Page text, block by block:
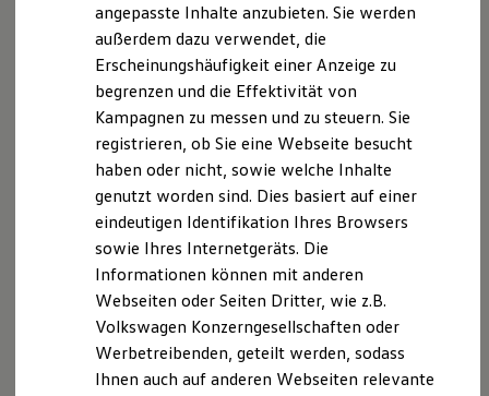
Multistop Pathfinder
Übersicht Software Updates
Hilfreiches für Besitzer
Digitales Bordbuch
Fahrerassistenz- und Sicherheitssysteme
Kontrollleuchten
Kurzfahrprofile und Ölverdünnung
Batterieverordnung
XTL-Dieselkraftstoff
Ersatzteile und Betriebsflüssigkeiten
Original Zubehör und Lifestyle Produkte
myVolkswagen
myVolkswagen Business
Elektrisch & Autonom
Elektro - & Hybridfahrzeuge
Klimafreundlicher Strom
Reichweite & Ladelösungen
Reichweitensimulator
angepasste Inhalte anzubieten. Sie werden
außerdem dazu verwendet, die
Erscheinungshäufigkeit einer Anzeige zu
begrenzen und die Effektivität von
Kampagnen zu messen und zu steuern. Sie
registrieren, ob Sie eine Webseite besucht
haben oder nicht, sowie welche Inhalte
genutzt worden sind. Dies basiert auf einer
eindeutigen Identifikation Ihres Browsers
sowie Ihres Internetgeräts. Die
Informationen können mit anderen
Webseiten oder Seiten Dritter, wie z.B.
Volkswagen Konzerngesellschaften oder
Werbetreibenden, geteilt werden, sodass
Ihnen auch auf anderen Webseiten relevante